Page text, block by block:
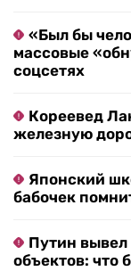
«Был бы
массовые
соцсетях
Кореевед
железную
Японский
бабочек
Путин вывел
объектов: что